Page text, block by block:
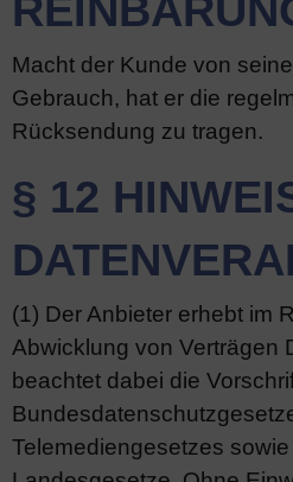
Macht der Kunde von
Gebrauch, hat er die
Rücksendung zu tragen.
§ 12
(1) Der Anbieter erhebt im
Abwicklung von Verträgen
beachtet dabei die
Telemediengesetzes